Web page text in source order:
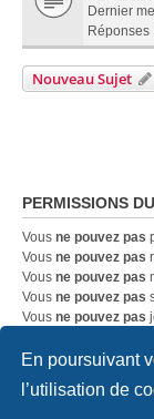
En poursuivant
l’utilisation de
Dernier
Réponses
Nouveau Sujet
PERMISSIONS
Vous ne pouvez pas
Vous ne pouvez pas
Vous ne pouvez pas
Vous ne pouvez pas
Vous ne pouvez pas
Accueil Index du